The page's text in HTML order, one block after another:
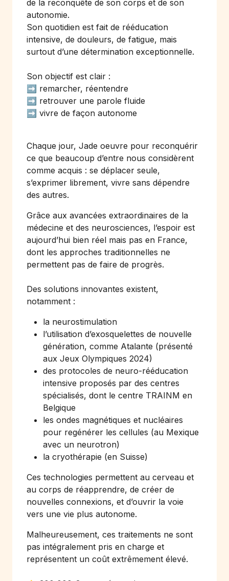
de la reconquête de son corps et de son
autonomie.
Son quotidien est fait de rééducation
intensive, de douleurs, de fatigue, mais
surtout d’une détermination exceptionnelle.
Son objectif est clair :
➡️ remarcher, réentendre
➡️ retrouver une parole fluide
➡️ vivre de façon autonome
Chaque jour, Jade oeuvre pour reconquérir
ce que beaucoup d’entre nous considèrent
comme acquis : se déplacer seule,
s’exprimer librement, vivre sans dépendre
des autres.
Grâce aux avancées extraordinaires de la
médecine et des neurosciences, l’espoir est
aujourd’hui bien réel mais pas en France,
dont les approches traditionnelles ne
permettent pas de faire de progrès.
Des solutions innovantes existent,
notamment :
la neurostimulation
l’utilisation d’exosquelettes de nouvelle
génération, comme Atalante (présenté
aux Jeux Olympiques 2024)
des protocoles de neuro-rééducation
intensive proposés par des centres
spécialisés, dont le centre TRAINM en
Belgique
les ondes magnétiques et nucléaires
pour regénérer les cellules (au Mexique
avec un neurotron)
la cryothérapie (en Suisse)
Ces technologies permettent au cerveau et
au corps de réapprendre, de créer de
nouvelles connexions, et d’ouvrir la voie
vers une vie plus autonome.
Malheureusement, ces traitements ne sont
pas intégralement pris en charge et
représentent un coût extrêmement élevé.